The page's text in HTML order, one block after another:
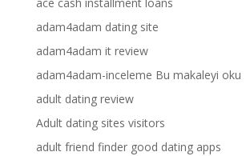
adam4adam dating site
adam4adam it review
adam4adam-inceleme Bu makaleyi oku
adult dating review
Adult dating sites visitors
adult friend finder good dating apps